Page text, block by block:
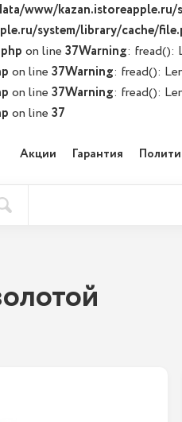
www/
system/library/cache/
on line 37Warning: fread():
on line 37Warning: fread():
on line 37Warning: fread():
on line 37
Акции Гарантия